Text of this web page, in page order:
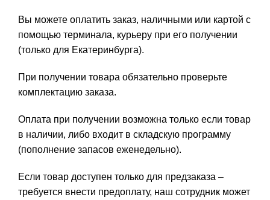
Вы можете оплатить заказ, наличными или картой с
помощью терминала, курьеру при его получении
(только для Екатеринбурга).
При получении товара обязательно проверьте
комплектацию заказа.
Оплата при получении возможна только если товар
в наличии, либо входит в складскую программу
(пополнение запасов еженедельно).
Если товар доступен только для предзаказа –
требуется внести предоплату, наш сотрудник может